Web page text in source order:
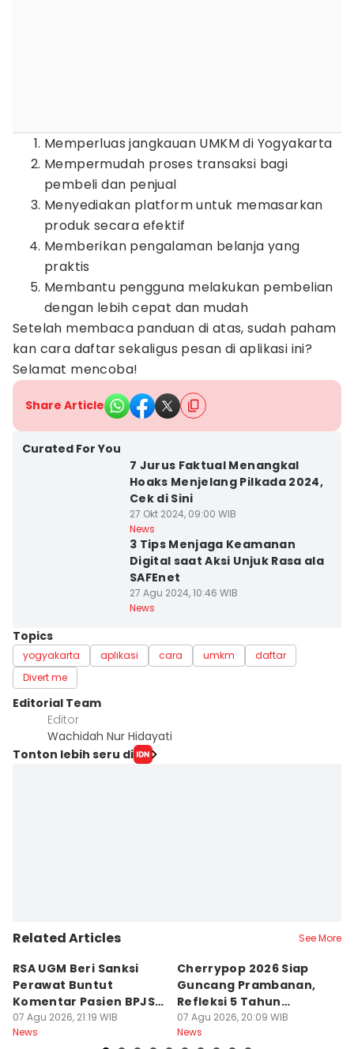
Memperluas jangkauan UMKM di Yogyakarta
Mempermudah proses transaksi bagi
pembeli dan penjual
Menyediakan platform untuk memasarkan
produk secara efektif
Memberikan pengalaman belanja yang
praktis
Membantu pengguna melakukan pembelian
dengan lebih cepat dan mudah
Setelah membaca panduan di atas, sudah paham
kan cara daftar sekaligus pesan di aplikasi ini?
Selamat mencoba!
Share Article
Curated For You
7 Jurus Faktual Menangkal
Hoaks Menjelang Pilkada 2024,
Cek di Sini
27 Okt 2024, 09:00 WIB
News
3 Tips Menjaga Keamanan
Digital saat Aksi Unjuk Rasa ala
SAFEnet
27 Agu 2024, 10:46 WIB
News
Topics
yogyakarta aplikasi cara umkm
daftar
Divert me
Editorial Team
Editor
Wachidah Nur Hidayati
Tonton lebih seru di
Related Articles See More
RSA UGM Beri Sanksi
Perawat Buntut
Komentar Pasien BPJS
di Medsos
07 Agu 2026, 21:19 WIB
News
Cherrypop 2026 Siap
Guncang Prambanan,
Refleksi 5 Tahun
Perjalanan
07 Agu 2026, 20:09 WIB
News